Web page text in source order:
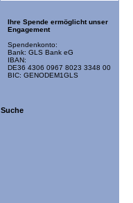
Ihre Spende ermöglicht unser
Engagement
Spendenkonto:
Bank: GLS Bank eG
IBAN:
DE36 4306 0967 8023 3348 00
BIC: GENODEM1GLS
Suche